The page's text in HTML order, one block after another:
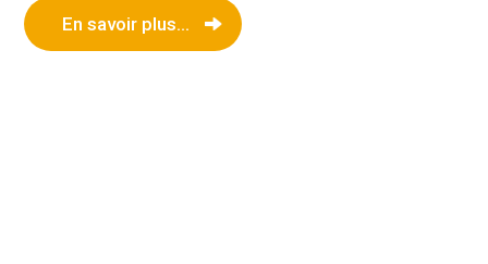
En savoir plus...